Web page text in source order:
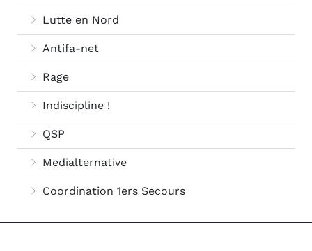
Lutte en Nord
Antifa-net
Rage
Indiscipline !
QSP
Medialternative
Coordination 1ers Secours